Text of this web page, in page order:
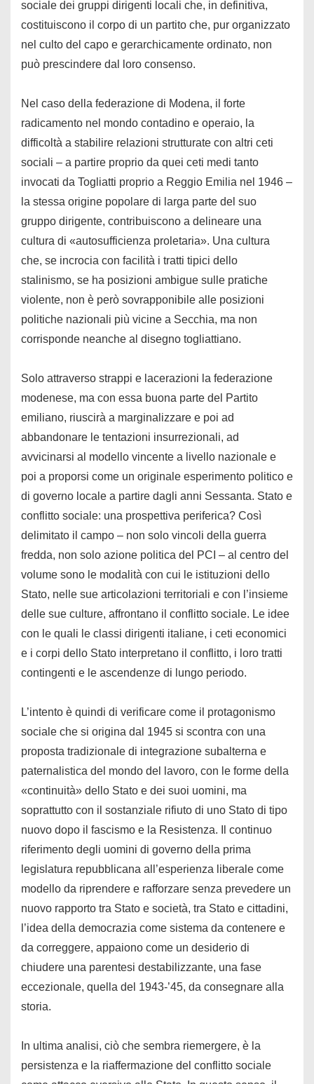
sociale dei gruppi dirigenti locali che, in definitiva,
costituiscono il corpo di un partito che, pur organizzato
nel culto del capo e gerarchicamente ordinato, non
può prescindere dal loro consenso.
Nel caso della federazione di Modena, il forte
radicamento nel mondo contadino e operaio, la
difficoltà a stabilire relazioni strutturate con altri ceti
sociali – a partire proprio da quei ceti medi tanto
invocati da Togliatti proprio a Reggio Emilia nel 1946 –
la stessa origine popolare di larga parte del suo
gruppo dirigente, contribuiscono a delineare una
cultura di «autosufficienza proletaria». Una cultura
che, se incrocia con facilità i tratti tipici dello
stalinismo, se ha posizioni ambigue sulle pratiche
violente, non è però sovrapponibile alle posizioni
politiche nazionali più vicine a Secchia, ma non
corrisponde neanche al disegno togliattiano.
Solo attraverso strappi e lacerazioni la federazione
modenese, ma con essa buona parte del Partito
emiliano, riuscirà a marginalizzare e poi ad
abbandonare le tentazioni insurrezionali, ad
avvicinarsi al modello vincente a livello nazionale e
poi a proporsi come un originale esperimento politico e
di governo locale a partire dagli anni Sessanta. Stato e
conflitto sociale: una prospettiva periferica? Così
delimitato il campo – non solo vincoli della guerra
fredda, non solo azione politica del PCI – al centro del
volume sono le modalità con cui le istituzioni dello
Stato, nelle sue articolazioni territoriali e con l’insieme
delle sue culture, affrontano il conflitto sociale. Le idee
con le quali le classi dirigenti italiane, i ceti economici
e i corpi dello Stato interpretano il conflitto, i loro tratti
contingenti e le ascendenze di lungo periodo.
L’intento è quindi di verificare come il protagonismo
sociale che si origina dal 1945 si scontra con una
proposta tradizionale di integrazione subalterna e
paternalistica del mondo del lavoro, con le forme della
«continuità» dello Stato e dei suoi uomini, ma
soprattutto con il sostanziale rifiuto di uno Stato di tipo
nuovo dopo il fascismo e la Resistenza. Il continuo
riferimento degli uomini di governo della prima
legislatura repubblicana all’esperienza liberale come
modello da riprendere e rafforzare senza prevedere un
nuovo rapporto tra Stato e società, tra Stato e cittadini,
l’idea della democrazia come sistema da contenere e
da correggere, appaiono come un desiderio di
chiudere una parentesi destabilizzante, una fase
eccezionale, quella del 1943-’45, da consegnare alla
storia.
In ultima analisi, ciò che sembra riemergere, è la
persistenza e la riaffermazione del conflitto sociale